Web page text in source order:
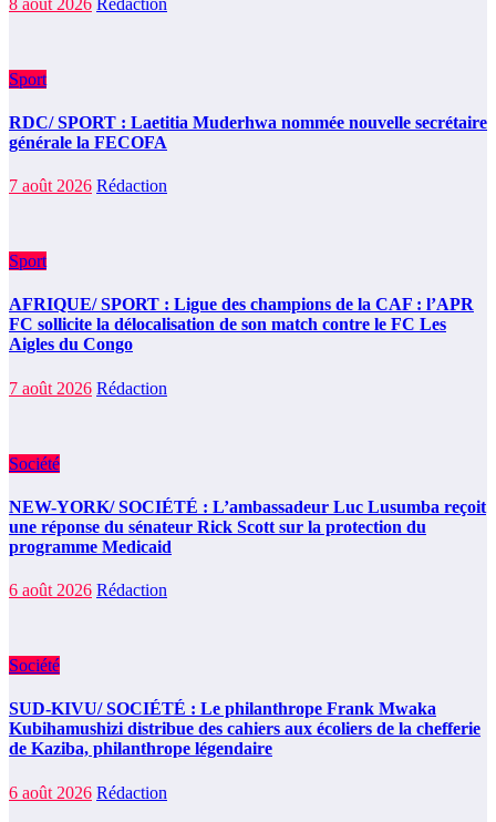
Sport
RDC/ SPORT : Laetitia Muderhwa nommée nouvelle secrétaire
générale la FECOFA
7 août 2026 Rédaction
Sport
AFRIQUE/ SPORT : Ligue des champions de la CAF : l’APR
FC sollicite la délocalisation de son match contre le FC Les
Aigles du Congo
7 août 2026 Rédaction
Société
NEW-YORK/ SOCIÉTÉ : L’ambassadeur Luc Lusumba reçoit
une réponse du sénateur Rick Scott sur la protection du
programme Medicaid
6 août 2026 Rédaction
Société
SUD-KIVU/ SOCIÉTÉ : Le philanthrope Frank Mwaka
Kubihamushizi distribue des cahiers aux écoliers de la chefferie
de Kaziba, philanthrope légendaire
6 août 2026 Rédaction